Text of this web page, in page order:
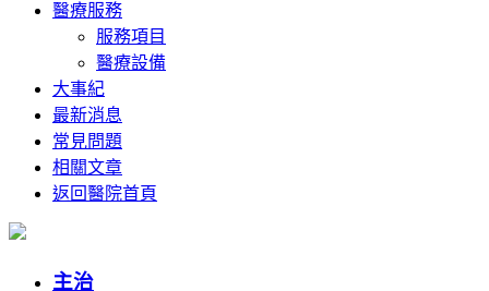
醫療服務
服務項目
醫療設備
大事紀
最新消息
常見問題
相關文章
返回醫院首頁
主治